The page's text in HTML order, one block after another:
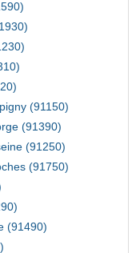
(91150)
(91390)
(91250)
(91750)
(91490)